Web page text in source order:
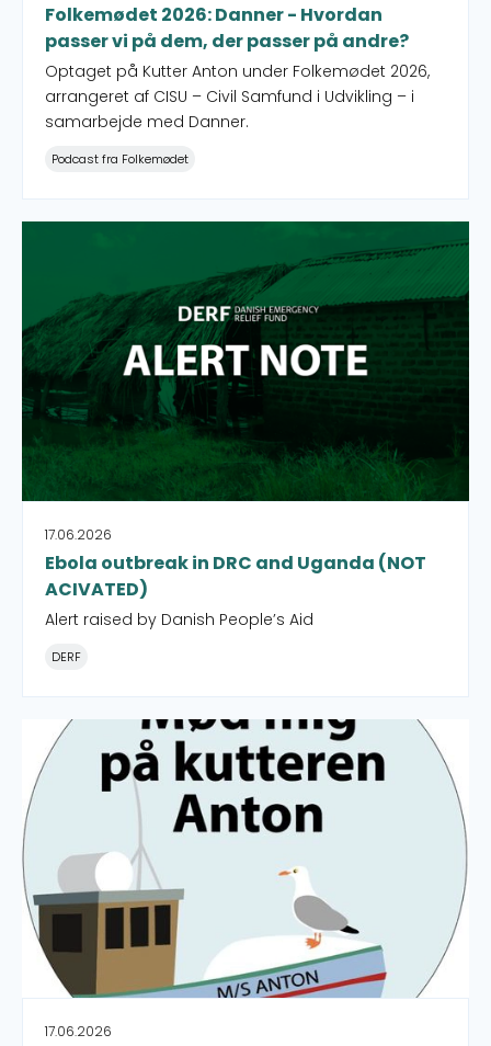
Folkemødet 2026: Danner - Hvordan
passer vi på dem, der passer på andre?
Optaget på Kutter Anton under Folkemødet 2026,
arrangeret af CISU – Civil Samfund i Udvikling – i
samarbejde med Danner.
Podcast fra Folkemødet
17.06.2026
Ebola outbreak in DRC and Uganda (NOT
ACIVATED)
Alert raised by Danish People’s Aid
DERF
17.06.2026
Folkemødet 2026: Danner - Hvordan støtter vi bedst